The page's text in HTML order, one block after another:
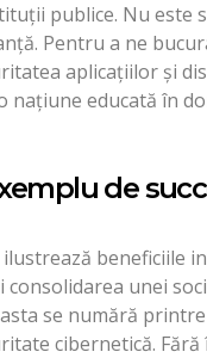
publice. Nu este
Pentru a ne
aplicațiilor și
națiune educată în
de
ilustrează beneficiile
unei
se numără
cibernetică. Fără